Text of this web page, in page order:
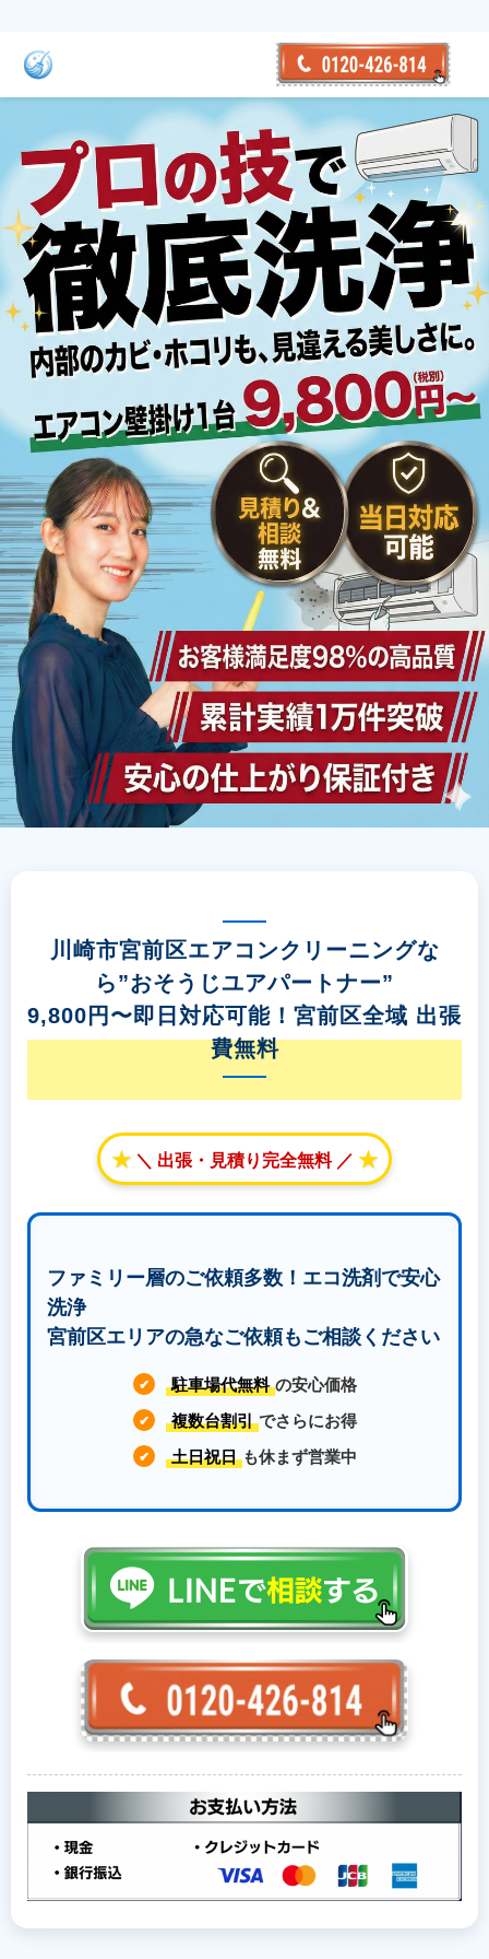
川崎市宮前区エアコンクリーニングな
ら”おそうじユアパートナー”
9,800円〜即日対応可能！宮前区全域 出張
費無料
★ ＼ 出張・見積り完全無料 ／ ★
ファミリー層のご依頼多数！エコ洗剤で安心
洗浄
宮前区エリアの急なご依頼もご相談ください
✔ 駐車場代無料 の安心価格
✔ 複数台割引 でさらにお得
✔ 土日祝日 も休まず営業中